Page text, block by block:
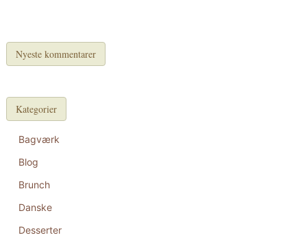
Nyeste kommentarer
Kategorier
Bagværk
Blog
Brunch
Danske
Desserter